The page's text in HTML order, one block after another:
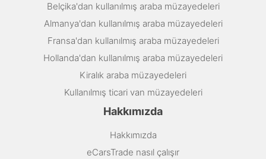
Belçika'dan kullanılmış araba müzayedeleri
Almanya'dan kullanılmış araba müzayedeleri
Fransa'dan kullanılmış araba müzayedeleri
Hollanda'dan kullanılmış araba müzayedeleri
Kiralık araba müzayedeleri
Kullanılmış ticari van müzayedeleri
Hakkımızda
Hakkımızda
eCarsTrade nasıl çalışır